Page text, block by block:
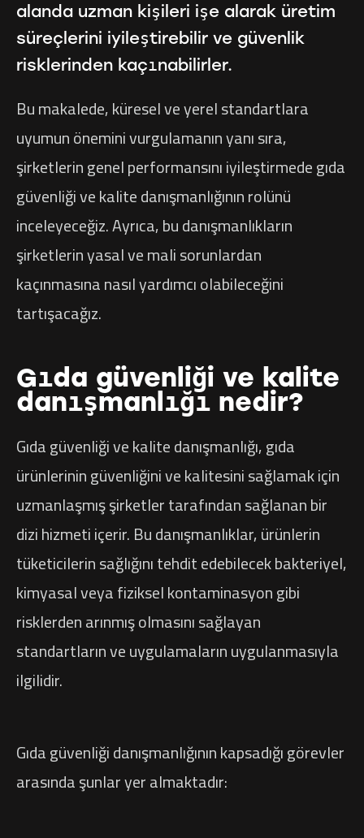
alanda uzman kişileri işe alarak üretim
süreçlerini iyileştirebilir ve güvenlik
risklerinden kaçınabilirler.
Bu makalede, küresel ve yerel standartlara
uyumun önemini vurgulamanın yanı sıra,
şirketlerin genel performansını iyileştirmede gıda
güvenliği ve kalite danışmanlığının rolünü
inceleyeceğiz. Ayrıca, bu danışmanlıkların
şirketlerin yasal ve mali sorunlardan
kaçınmasına nasıl yardımcı olabileceğini
tartışacağız.
Gıda güvenliği ve kalite
danışmanlığı nedir?
Gıda güvenliği ve kalite danışmanlığı, gıda
ürünlerinin güvenliğini ve kalitesini sağlamak için
uzmanlaşmış şirketler tarafından sağlanan bir
dizi hizmeti içerir. Bu danışmanlıklar, ürünlerin
tüketicilerin sağlığını tehdit edebilecek bakteriyel,
kimyasal veya fiziksel kontaminasyon gibi
risklerden arınmış olmasını sağlayan
standartların ve uygulamaların uygulanmasıyla
ilgilidir.
Gıda güvenliği danışmanlığının kapsadığı görevler
arasında şunlar yer almaktadır: